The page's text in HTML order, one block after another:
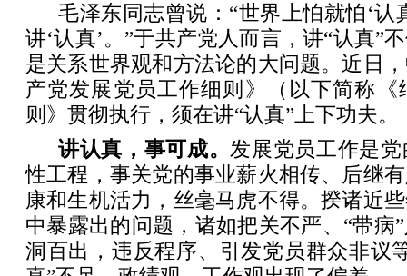
毛泽东同志曾说：“世界上怕就怕‘认
讲‘认真’。”于共产党人而言，讲“认真”
是关系世界观和方法论的大问题。近日
产党发展党员工作细则》（以下简称
则》贯彻执行，须在讲“认真”上下功夫。
讲认真，事可成。 发展党员工作是
性工程，事关党的事业薪火相传、后继
康和生机活力，丝毫马虎不得。揆诸近
中暴露出的问题，诸如把关不严、“带病
洞百出，违反程序、引发党员群众非议